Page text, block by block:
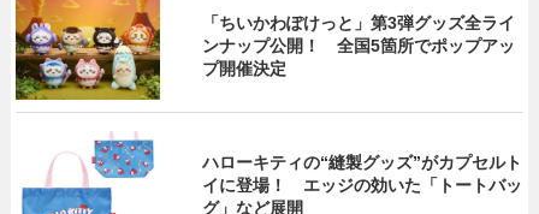
「ちいかわぽけっと」第3弾グッズ全ライ
ンナップ公開！ 全国5箇所でポップアッ
プ開催決定
ハローキティの“縫製グッズ”がカプセルト
イに登場！ エッジの効いた「トートバッ
グ」など展開